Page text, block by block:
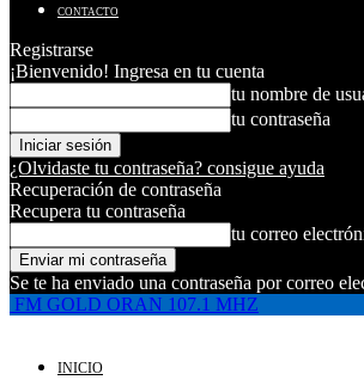
CONTACTO
Registrarse
¡Bienvenido! Ingresa en tu cuenta
tu nombre de
tu contraseña
¿Olvidaste tu contraseña? consigue ayuda
Recuperación de contraseña
Recupera tu contraseña
tu correo
Se te ha enviado una contraseña por correo
FM GOLD ORAN 107.1 MHZ
INICIO